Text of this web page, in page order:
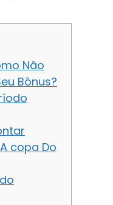
Não
Bônus?
copa Do